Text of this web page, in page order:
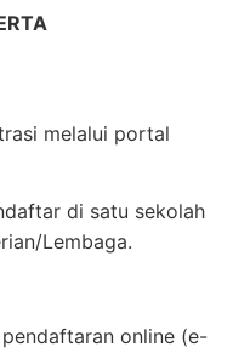
melalui portal
di satu sekolah
Lembaga.
online (e-